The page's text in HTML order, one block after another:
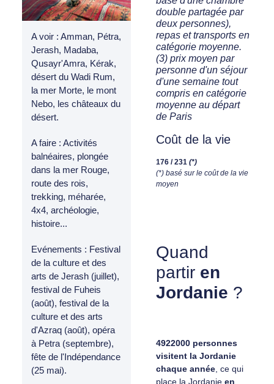
A voir : Amman, Pétra,
Jerash, Madaba,
Qusayr'Amra, Kérak,
désert du Wadi Rum,
la mer Morte, le mont
Nebo, les châteaux du
désert.
A faire : Activités
balnéaires, plongée
dans la mer Rouge,
route des rois,
trekking, méharée,
4x4, archéologie,
histoire...
Evénements : Festival
de la culture et des
arts de Jerash (juillet),
festival de Fuheis
(août), festival de la
culture et des arts
d'Azraq (août), opéra
à Petra (septembre),
fête de l'Indépendance
(25 mai).
double partagée par
deux personnes),
repas et transports en
catégorie moyenne.
(3) prix moyen par
personne d'un séjour
d'une semaine tout
compris en catégorie
moyenne au départ
de Paris
Coût de la vie
176 / 231 (*)
(*) basé sur le coût de la vie
moyen
Quand
partir en
Jordanie ?
4922000 personnes
visitent la Jordanie
chaque année , ce qui
place la Jordanie en